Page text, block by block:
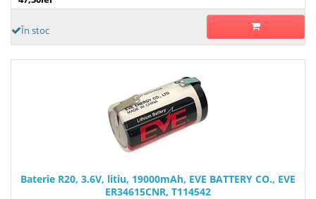
În stoc
Baterie R20, 3.6V, litiu, 19000mAh, EVE BATTERY CO., EVE
ER34615CNR, T114542